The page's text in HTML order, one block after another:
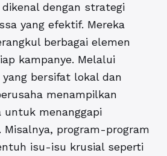
dengan strategi
yang efektif. Mereka
berbagai elemen
kampanye. Melalui
bersifat lokal dan
menampilkan
untuk menanggapi
program-program
isu-isu krusial seperti